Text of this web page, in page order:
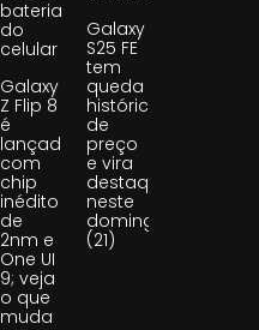
bateria
do
celular
Galaxy
Z Flip 8
é
lançado
com
chip
inédito
de
2nm e
One UI
9; veja
o que
muda
Galaxy
S25 FE
tem
queda
histórica
de
preço
e vira
destaque
neste
domingo
(21)